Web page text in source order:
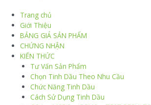
Trang chủ
Giới Thiệu
BẢNG GIÁ SẢN PHẨM
CHỨNG NHẬN
KIẾN THỨC
Tư Vấn Sản Phẩm
Chọn Tinh Dầu Theo Nhu Cầu
Chức Năng Tinh Dầu
Cách Sử Dụng Tinh Dầu